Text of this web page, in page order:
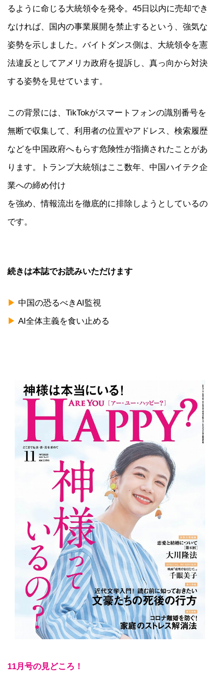
るように命じる大統領令を発令。45日以内に売却でき
なければ、国内の事業展開を禁止するという、強気な
姿勢を示しました。バイトダンス側は、大統領令を憲
法違反としてアメリカ政府を提訴し、真っ向から対決
する姿勢を見せています。
この背景には、TikTokがスマートフォンの識別番号を
無断で収集して、利用者の位置やアドレス、検索履歴
などを中国政府へもらす危険性が指摘されたことがあ
ります。トランプ大統領はここ数年、中国ハイテク企
業への締め付け
を強め、情報流出を徹底的に排除しようとしているの
です。
続きは本誌でお読みいただけます
▶ 中国の恐るべきAI監視
▶ AI全体主義を食い止める
11月号の見どころ！